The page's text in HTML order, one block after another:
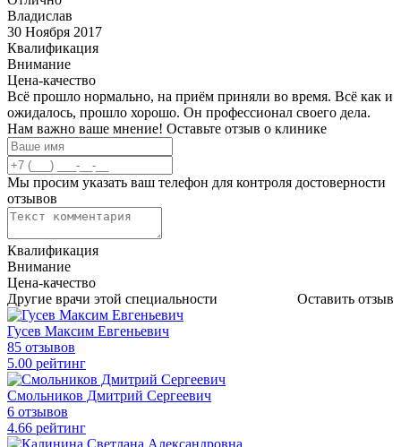
Владислав
30 Ноября 2017
Квалификация
Внимание
Цена-качество
Всё прошло нормально, на приём приняли во время. Всё как и
ожидалось, прошло хорошо. Он профессионал своего дела.
Нам важно ваше мнение! Оставьте отзыв о клинике
Мы просим указать ваш телефон для контроля достоверности
отзывов
Квалификация
Внимание
Цена-качество
Оставить отзыв
Другие врачи этой специальности
Гусев Максим Евгеньевич
85 отзывов
5.00 рейтинг
Смольников Дмитрий Сергеевич
6 отзывов
4.66 рейтинг